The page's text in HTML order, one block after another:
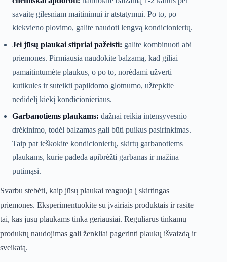
savaitę gilesniam maitinimui ir atstatymui. Po to, po
kiekvieno plovimo, galite naudoti lengvą kondicionierių.
Jei jūsų plaukai stipriai pažeisti: galite kombinuoti abi
priemones. Pirmiausia naudokite balzamą, kad giliai
pamaitintumėte plaukus, o po to, norėdami užverti
kutikules ir suteikti papildomo glotnumo, užtepkite
nedidelį kiekį kondicionieriaus.
Garbanotiems plaukams: dažnai reikia intensyvesnio
drėkinimo, todėl balzamas gali būti puikus pasirinkimas.
Taip pat ieškokite kondicionierių, skirtų garbanotiems
plaukams, kurie padeda apibrėžti garbanas ir mažina
pūtimąsi.
Svarbu stebėti, kaip jūsų plaukai reaguoja į skirtingas
priemones. Eksperimentuokite su įvairiais produktais ir rasite
tai, kas jūsų plaukams tinka geriausiai. Reguliarus tinkamų
produktų naudojimas gali ženkliai pagerinti plaukų išvaizdą ir
sveikatą.